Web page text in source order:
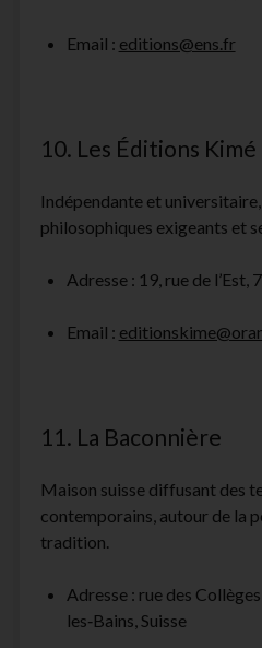
Email : editions@ens.fr
10. Les Éditions Kimé
Indépendante et
philosophiques exigeants et
Adresse : 19, rue de l’Est,
Email :
11. La Baconnière
Maison suisse diffusant des
contemporains, autour de la
tradition.
Adresse : rue des
les‑Bains, Suisse